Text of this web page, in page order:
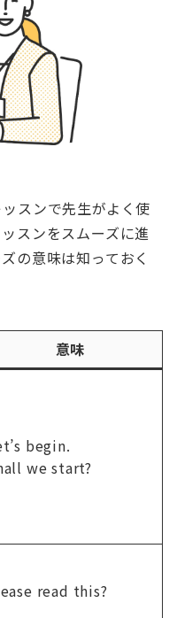
スンで先生がよく使
スンをスムーズに進
の意味は知っておく
意味
begin.
we start?
read this?